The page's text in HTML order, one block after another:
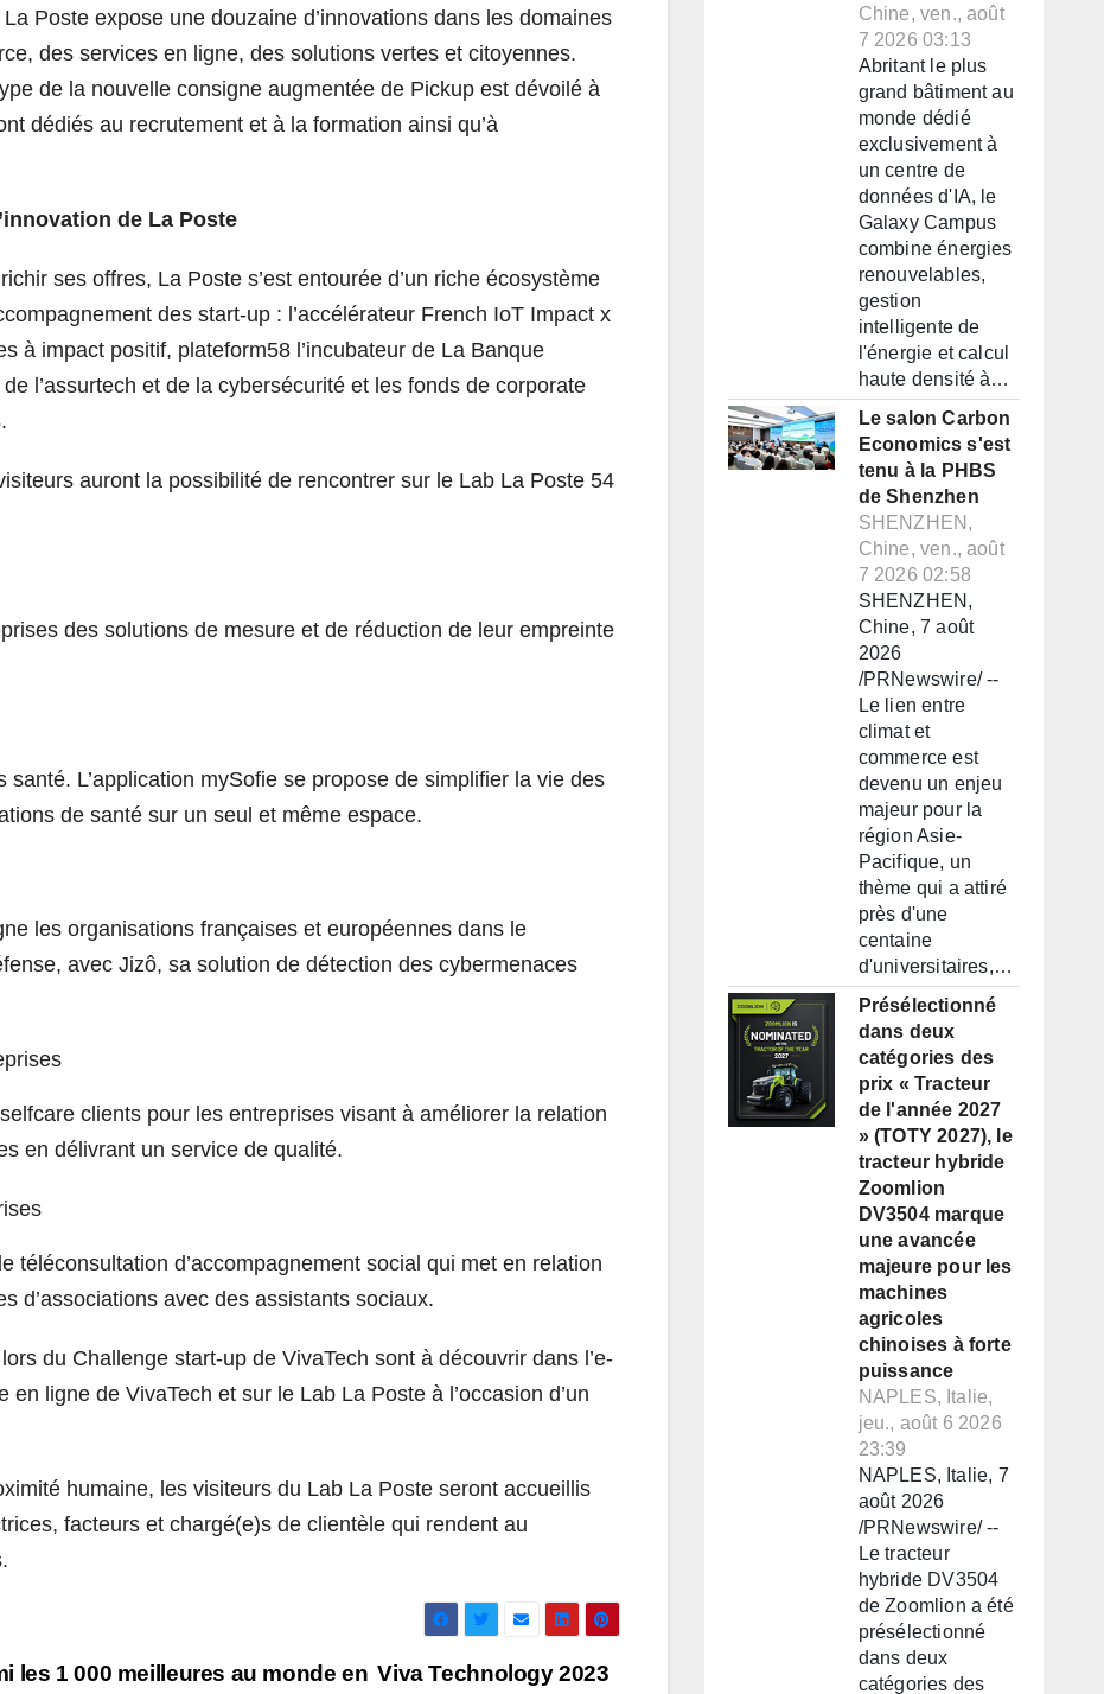
Poste expose une douzaine d’innovations dans les domaines
des services en ligne, des solutions vertes et citoyennes.
de la nouvelle consigne augmentée de Pickup est dévoilé à
dédiés au recrutement et à la formation ainsi qu’à
de La Poste
ses offres, La Poste s’est entourée d’un riche écosystème
des start-up : l’accélérateur French IoT Impact x
à impact positif, plateform58 l’incubateur de La Banque
l’assurtech et de la cybersécurité et les fonds de corporate
auront la possibilité de rencontrer sur le Lab La Poste 54
des solutions de mesure et de réduction de leur empreinte
L’application mySofie se propose de simplifier la vie des
de santé sur un seul et même espace.
les organisations françaises et européennes dans le
avec Jizô, sa solution de détection des cybermenaces
clients pour les entreprises visant à améliorer la relation
en délivrant un service de qualité.
téléconsultation d’accompagnement social qui met en relation
d’associations avec des assistants sociaux.
du Challenge start-up de VivaTech sont à découvrir dans l’e-
ligne de VivaTech et sur le Lab La Poste à l’occasion d’un
humaine, les visiteurs du Lab La Poste seront accueillis
facteurs et chargé(e)s de clientèle qui rendent au
Viva Technology 2023
les 1 000 meilleures au monde en
Chine, ven., août
7 2026 03:13
Abritant le plus
grand bâtiment au
monde dédié
exclusivement à
un centre de
données d'IA, le
Galaxy Campus
combine énergies
renouvelables,
gestion
intelligente de
l'énergie et calcul
haute densité à…
Le salon Carbon
Economics s'est
tenu à la PHBS
de Shenzhen
SHENZHEN,
Chine, ven., août
7 2026 02:58
SHENZHEN,
Chine, 7 août
2026
/PRNewswire/ --
Le lien entre
climat et
commerce est
devenu un enjeu
majeur pour la
région Asie-
Pacifique, un
thème qui a attiré
près d'une
centaine
d'universitaires,…
Présélectionné
dans deux
catégories des
prix « Tracteur
de l'année 2027
» (TOTY 2027), le
tracteur hybride
Zoomlion
DV3504 marque
une avancée
majeure pour les
machines
agricoles
chinoises à forte
puissance
NAPLES, Italie,
jeu., août 6 2026
23:39
NAPLES, Italie, 7
août 2026
/PRNewswire/ --
Le tracteur
hybride DV3504
de Zoomlion a été
présélectionné
dans deux
catégories des